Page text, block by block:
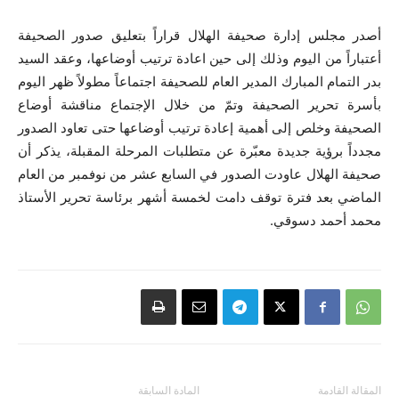
أصدر مجلس إدارة صحيفة الهلال قراراً بتعليق صدور الصحيفة
أعتباراً من اليوم وذلك إلى حين اعادة ترتيب أوضاعها، وعقد السيد
بدر التمام المبارك المدير العام للصحيفة اجتماعاً مطولاً ظهر اليوم
بأسرة تحرير الصحيفة وتمّ من خلال الإجتماع مناقشة أوضاع
الصحيفة وخلص إلى أهمية إعادة ترتيب أوضاعها حتى تعاود الصدور
مجدداً برؤية جديدة معبّرة عن متطلبات المرحلة المقبلة، يذكر أن
صحيفة الهلال عاودت الصدور في السابع عشر من نوفمبر من العام
الماضي بعد فترة توقف دامت لخمسة أشهر برئاسة تحرير الأستاذ
محمد أحمد دسوقي.
المادة السابقة المقالة القادمة